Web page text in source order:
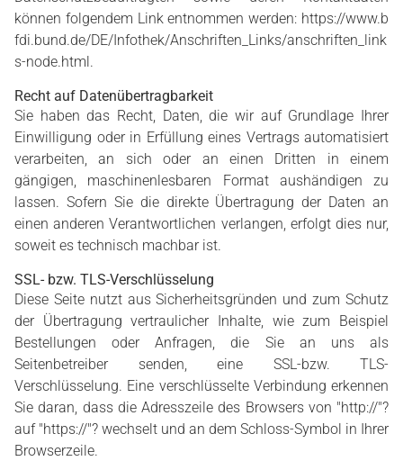
können folgendem Link entnommen werden: https://www.b
fdi.bund.de/DE/Infothek/Anschriften_Links/anschriften_link
s-node.html.
Recht auf Datenübertragbarkeit
Sie haben das Recht, Daten, die wir auf Grundlage Ihrer
Einwilligung oder in Erfüllung eines Vertrags automatisiert
verarbeiten, an sich oder an einen Dritten in einem
gängigen, maschinenlesbaren Format aushändigen zu
lassen. Sofern Sie die direkte Übertragung der Daten an
einen anderen Verantwortlichen verlangen, erfolgt dies nur,
soweit es technisch machbar ist.
SSL- bzw. TLS-Verschlüsselung
Diese Seite nutzt aus Sicherheitsgründen und zum Schutz
der Übertragung vertraulicher Inhalte, wie zum Beispiel
Bestellungen oder Anfragen, die Sie an uns als
Seitenbetreiber senden, eine SSL-bzw. TLS-
Verschlüsselung. Eine verschlüsselte Verbindung erkennen
Sie daran, dass die Adresszeile des Browsers von "http://"?
auf "https://"? wechselt und an dem Schloss-Symbol in Ihrer
Browserzeile.